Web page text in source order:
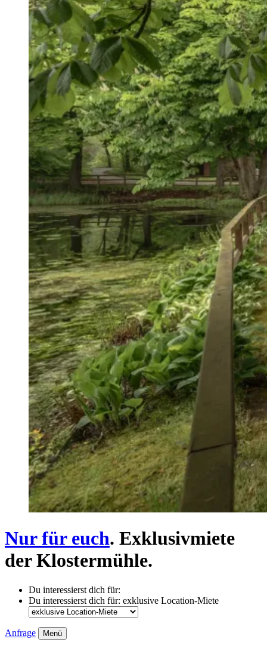
Nur für euch. Exklusivmiete
der Klostermühle.
Du interessierst dich für:
Du interessierst dich für: exklusive Location-Miete
Anfrage Menü